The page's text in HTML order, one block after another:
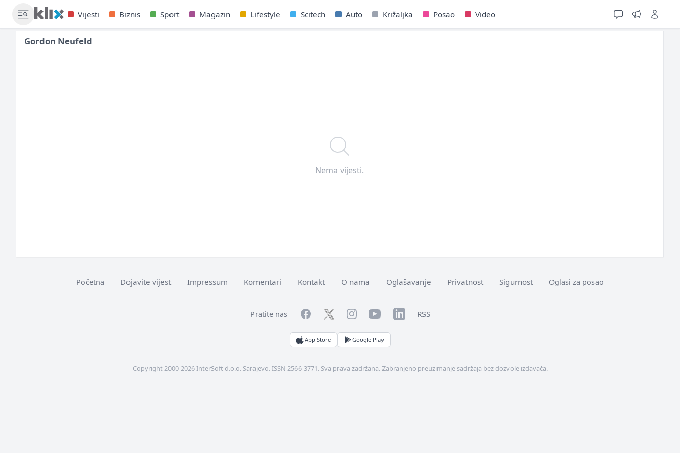
Vijesti Biznis Sport Magazin Lifestyle Scitech Auto Križaljka Posao Video
Gordon Neufeld
Nema vijesti.
Početna Dojavite vijest Impressum Komentari Kontakt O nama Oglašavanje Privatnost Sigurnost Oglasi za posao
Pratite nas FacebookTwitterInstagramYouTubeLinkedInRSS
App Store Google Play
Copyright 2000-2026 InterSoft d.o.o. Sarajevo. ISSN 2566-3771. Sva prava zadržana. Zabranjeno preuzimanje sadržaja bez dozvole izdavača.